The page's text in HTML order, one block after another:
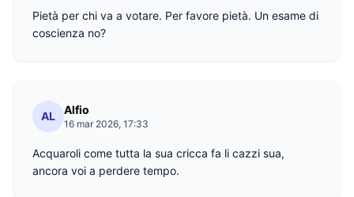
Pietà per chi va a votare. Per favore pietà. Un esame di
coscienza no?
AL Alfio
16 mar 2026, 17:33
Acquaroli come tutta la sua cricca fa li cazzi sua,
ancora voi a perdere tempo.